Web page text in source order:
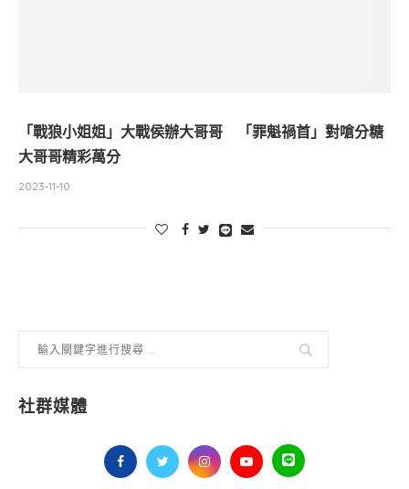
「戰狼小姐姐」大戰侯辦大哥哥 「罪魁禍首」對嗆分糖
大哥哥精彩萬分
2023-11-10
社群媒體